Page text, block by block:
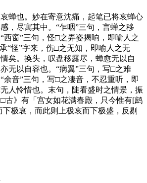
蝉也。妙在寄意沈痛，起笔已将哀蝉心
，尽寓其中。“乍咽”三句，言蝉之移
西窗”三句，怪□之弄姿揭响，即喻人之
“怪”字来，伤□之无知，即喻人之无
矣。换头，叹盘移露尽，蝉愈无以自
无以自容也。“病翼”三句，写□之难
余音”三句，写□之凄音，不忍重听，即
人怜惜也。末句，陡看盛时之情景，振
古》有「宫女如花满春殿，只今惟有[鹧
极哀，而此则上极哀而下极盛，反剔